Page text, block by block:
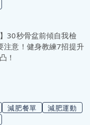
】30秒骨盆前傾自我檢
注意！健身教練7招提升
！
減肥餐單
減肥運動